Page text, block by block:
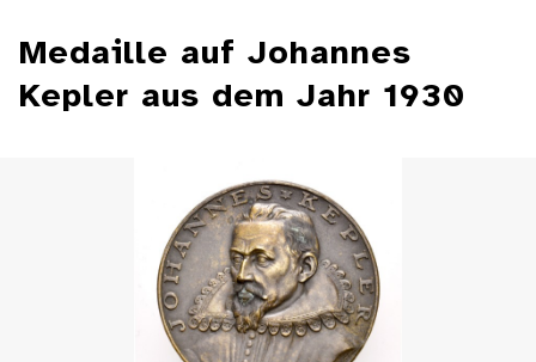
Medaille auf Johannes
Kepler aus dem Jahr 1930